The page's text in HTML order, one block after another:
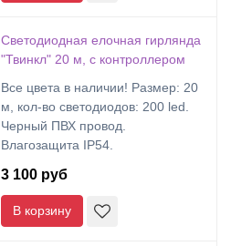
Светодиодная елочная гирлянда
"Твинкл" 20 м, с контроллером
Все цвета в наличии! Размер: 20
м, кол-во светодиодов: 200 led.
Черный ПВХ провод.
Влагозащита IP54.
3 100 руб
В корзину